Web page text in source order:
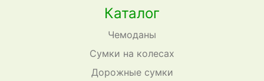
Каталог
Чемоданы
Сумки на колесах
Дорожные сумки